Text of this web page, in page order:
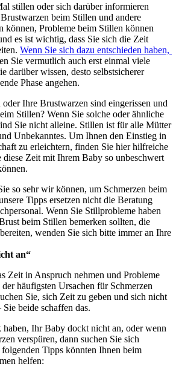
stillen oder sich darüber informieren
beim Stillen und andere
können, Probleme beim Stillen können
es ist wichtig, dass Sie sich die Zeit
Wenn Sie sich dazu entschieden haben,
Sie vermutlich auch erst einmal viele
darüber wissen, desto selbstsicherer
Phase angehen.
Ihre Brustwarzen sind eingerissen und
Stillen? Wenn Sie solche oder ähnliche
Sie nicht alleine. Stillen ist für alle Mütter
Unbekanntes. Um Ihnen den Einstieg in
zu erleichtern, finden Sie hier hilfreiche
diese Zeit mit Ihrem Baby so unbeschwert
so sehr wir können, um Schmerzen beim
Tipps ersetzen nicht die Beratung
Wenn Sie Stillprobleme haben
beim Stillen bemerken sollten, die
wenden Sie sich bitte immer an Ihre
an“
Zeit in Anspruch nehmen und Probleme
häufigsten Ursachen für Schmerzen
Sie, sich Zeit zu geben und sich nicht
beide schaffen das.
Ihr Baby dockt nicht an, oder wenn
verspüren, dann suchen Sie sich
Tipps könnten Ihnen beim
helfen: